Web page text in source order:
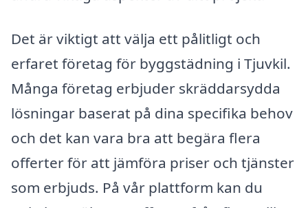
Det är viktigt att välja ett pålitligt och
erfaret företag för byggstädning i Tjuvkil.
Många företag erbjuder skräddarsydda
lösningar baserat på dina specifika behov
och det kan vara bra att begära flera
offerter för att jämföra priser och tjänster
som erbjuds. På vår plattform kan du